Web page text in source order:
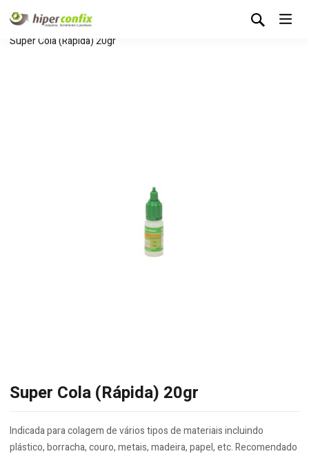
Início Loja Hipertintas
Cola
Super Cola (Rápida) 20gr
Super Cola (Rápida) 20gr
Indicada para colagem de vários tipos de materiais incluindo
plástico, borracha, couro, metais, madeira, papel, etc. Recomendado